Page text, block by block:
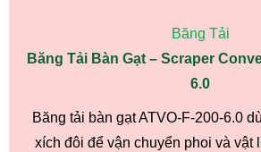
Băng Tải
Băng Tải Bàn Gạt – Scraper
6.0
Băng tải bàn gạt ATVO-F-200-6.0
xích đôi để vận chuyển phoi và vật